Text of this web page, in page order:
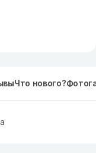
Что нового?